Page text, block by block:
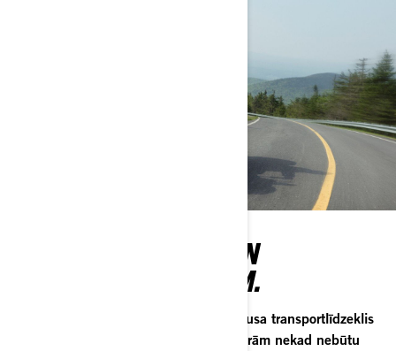
RADĪTS LĪKUMIEM UN
DROSMĪGIEM CEĻIEM.
Can-Am Spyder RT ir īpaši stabils luksusa transportlīdzeklis
tiem, kas vēlas apmeklēt vietas, par kurām nekad nebūtu